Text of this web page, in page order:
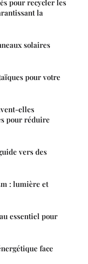
pour recycler les
la
solaires
pour votre
elles
pour réduire
vers des
: lumière et
essentiel pour
face